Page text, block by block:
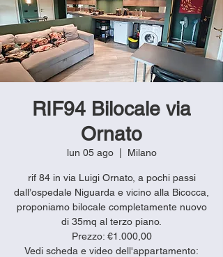
RIF94 Bilocale via
Ornato
lun 05 ago
  |
Milano
rif 84 in via Luigi Ornato, a pochi passi
dall’ospedale Niguarda e vicino alla Bicocca,
proponiamo bilocale completamente nuovo
di 35mq al terzo piano.
Prezzo: €1.000,00
Vedi scheda e video dell'appartamento: